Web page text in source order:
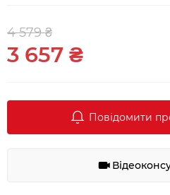
4 579 ₴
3 657 ₴
Повідомити